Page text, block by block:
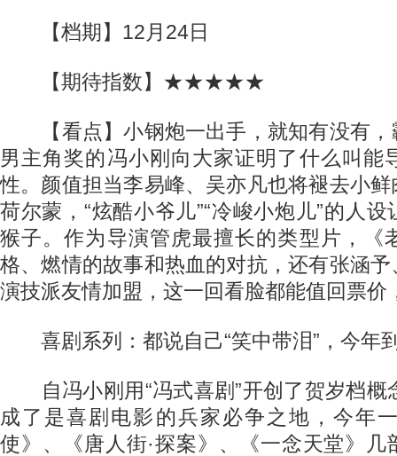
【档期】12月24日
【期待指数】★★★★★
【看点】小钢炮一出手，就知有没有，
男主角奖的冯小刚向大家证明了什么叫能
性。颜值担当李易峰、吴亦凡也将褪去小
荷尔蒙，“炫酷小爷儿”“冷峻小炮儿”的人
猴子。作为导演管虎最擅长的类型片，《
格、燃情的故事和热血的对抗，还有张涵
演技派友情加盟，这一回看脸都能值回票价
喜剧系列：都说自己“笑中带泪”，今年
自冯小刚用“冯式喜剧”开创了贺岁档概
成了是喜剧电影的兵家必争之地，今年
使》、《唐人街·探案》、《一念天堂》几